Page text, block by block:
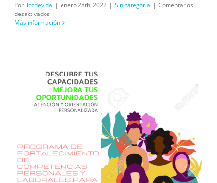
Por llocdevida | enero 28th, 2022 | Sin categoría | Comentarios
desactivados
JORNADAS
DE
Más información